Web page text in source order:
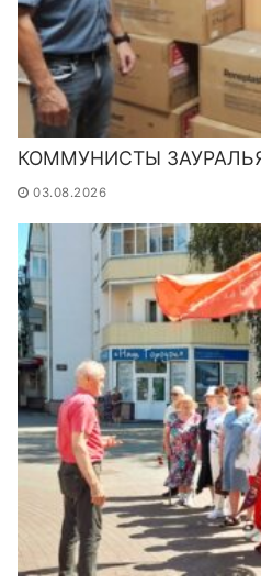
КОММУНИСТЫ
03.08.2026